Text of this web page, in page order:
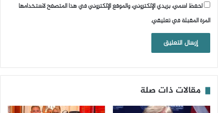
احفظ اسمي، بريدي الإلكتروني، والموقع الإلكتروني في هذا المتصفح لاستخدامها
المرة المقبلة في تعليقي.
مقالات ذات صلة